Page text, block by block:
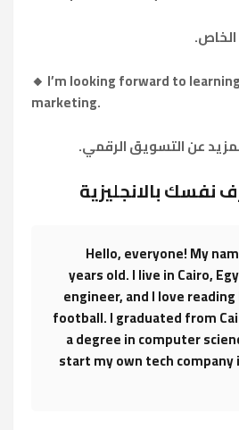
🔸 I’m looking forward to
marketing.
عن التسويق الرقمي.
نفسك بالانجليزية
Hello, everyone! My
years old. I live in Cairo,
engineer, and I love
football. I graduated from
a degree in computer
start my own tech